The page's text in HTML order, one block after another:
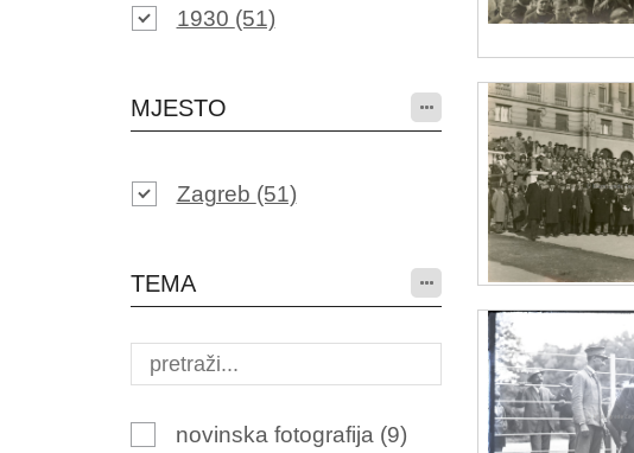
1930 (51)
MJESTO
Zagreb (51)
TEMA
novinska fotografija (9)